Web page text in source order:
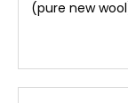
(pure new